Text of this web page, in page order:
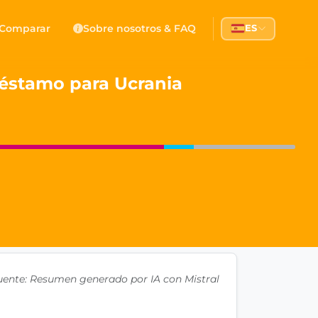
government transparency, and citizen
Sobre nosotros & FAQ ES
para Ucrania
Resumen generado por IA con Mistral